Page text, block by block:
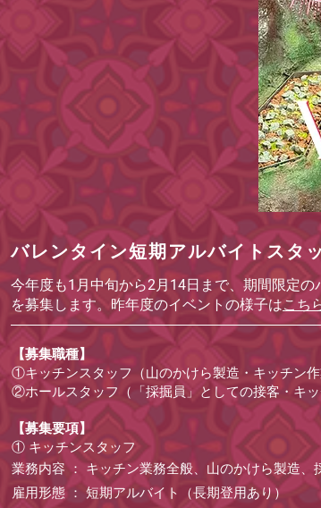
バレンタイン短期アルバイトスタ
今年度も1月中旬から2月14日まで、期間限定
を募集します。昨年度のイベントの様子はこち
【募集職種】
①キッチンスタッフ（山のかけら製造・キッチン作
②ホールスタッフ（「採掘員」としての接客・キッ
【募集要項】
① キッチンスタッフ
業務内容 ： キッチン業務全般、山のかけら製造、
雇用形態 ： 短期アルバイト（長期登用あり）